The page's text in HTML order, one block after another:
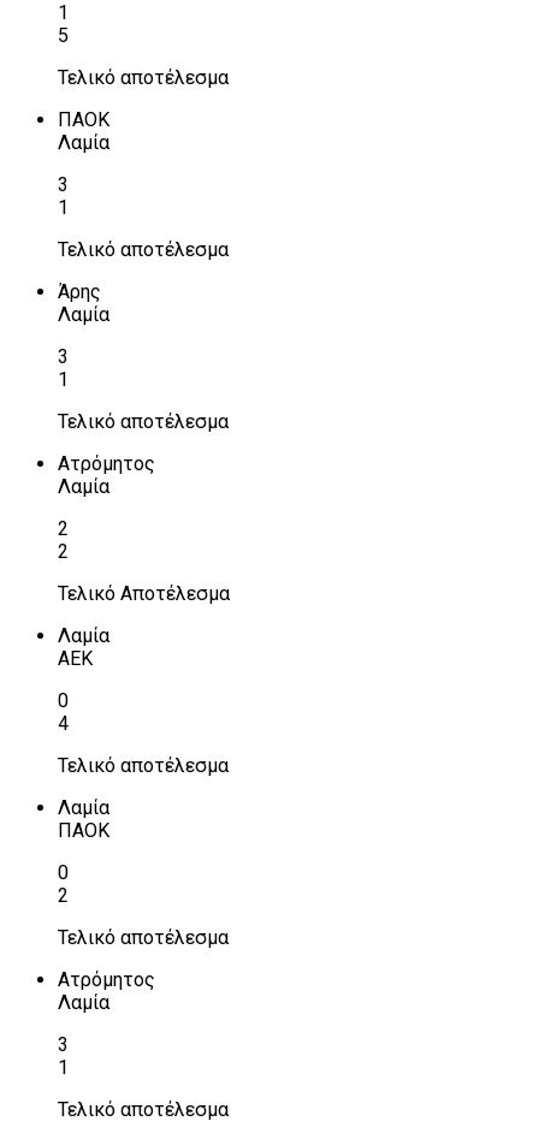
1
5
Τελικό αποτέλεσμα
ΠΑΟΚ
Λαμία
3
1
Τελικό αποτέλεσμα
Άρης
Λαμία
3
1
Τελικό αποτέλεσμα
Ατρόμητος
Λαμία
2
2
Τελικό Αποτέλεσμα
Λαμία
ΑΕΚ
0
4
Τελικό αποτέλεσμα
Λαμία
ΠΑΟΚ
0
2
Τελικό αποτέλεσμα
Ατρόμητος
Λαμία
3
1
Τελικό αποτέλεσμα